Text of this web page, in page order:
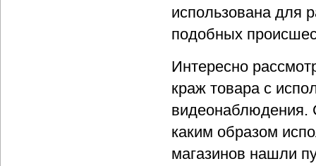
использована для
подобных
Интересно
краж товара с
видеонаблюдения.
каким образом
магазинов нашли